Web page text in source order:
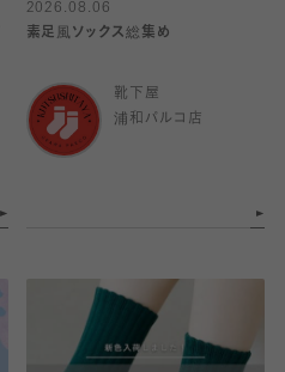
2026.08.06
素足風ソックス総集め
靴下屋
浦和パルコ店